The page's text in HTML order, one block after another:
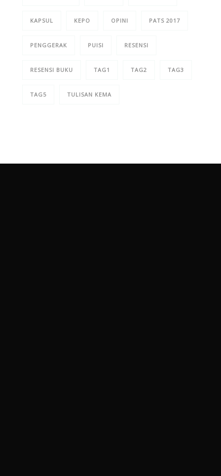
KAPSUL KEPO OPINI PATS 2017
PENGGERAK PUISI RESENSI
RESENSI BUKU TAG1 TAG2 TAG3
TAG5 TULISAN KEMA